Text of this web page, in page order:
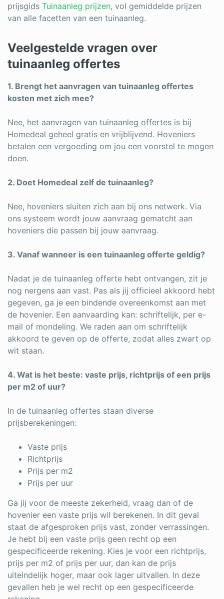
prijsgids Tuinaanleg prijzen, vol gemiddelde prijzen
van alle facetten van een tuinaanleg.
Veelgestelde vragen over
tuinaanleg offertes
1. Brengt het aanvragen van tuinaanleg offertes
kosten met zich mee?
Nee, het aanvragen van tuinaanleg offertes is bij
Homedeal geheel gratis en vrijblijvend. Hoveniers
betalen een vergoeding om jou een voorstel te mogen
doen.
2. Doet Homedeal zelf de tuinaanleg?
Nee, hoveniers sluiten zich aan bij ons netwerk. Via
ons systeem wordt jouw aanvraag gematcht aan
hoveniers die passen bij jouw aanvraag.
3. Vanaf wanneer is een tuinaanleg offerte geldig?
Nadat je de tuinaanleg offerte hebt ontvangen, zit je
nog nergens aan vast. Pas als jij officieel akkoord hebt
gegeven, ga je een bindende overeenkomst aan met
de hovenier. Een aanvaarding kan: schriftelijk, per e-
mail of mondeling. We raden aan om schriftelijk
akkoord te geven op de offerte, zodat alles zwart op
wit staan.
4. Wat is het beste: vaste prijs, richtprijs of een prijs
per m2 of uur?
In de tuinaanleg offertes staan diverse
prijsberekeningen:
Vaste prijs
Richtprijs
Prijs per m2
Prijs per uur
Ga jij voor de meeste zekerheid, vraag dan of de
hovenier een vaste prijs wil berekenen. In dit geval
staat de afgesproken prijs vast, zonder verrassingen.
Je hebt bij een vaste prijs geen recht op een
gespecificeerde rekening. Kies je voor een richtprijs,
prijs per m2 of prijs per uur, dan kan de prijs
uiteindelijk hoger, maar ook lager uitvallen. In deze
gevallen heb je wel recht op een gespecificeerde